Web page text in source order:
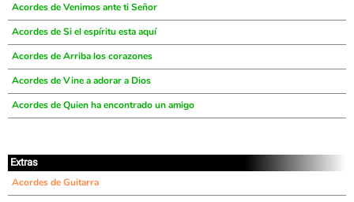
Acordes de Venimos ante ti Señor
Acordes de Si el espíritu esta aquí
Acordes de Arriba los corazones
Acordes de Vine a adorar a Dios
Acordes de Quien ha encontrado un amigo
Extras
Acordes de Guitarra